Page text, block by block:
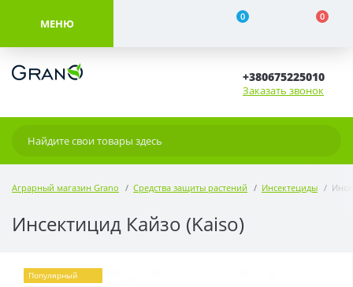
МЕНЮ 0 0
+380675225010
Заказать звонок
Аграрный магазин Grano Средства защиты растений Инсектециды
Инсектицид Кайзо (Kaiso)
Популярный